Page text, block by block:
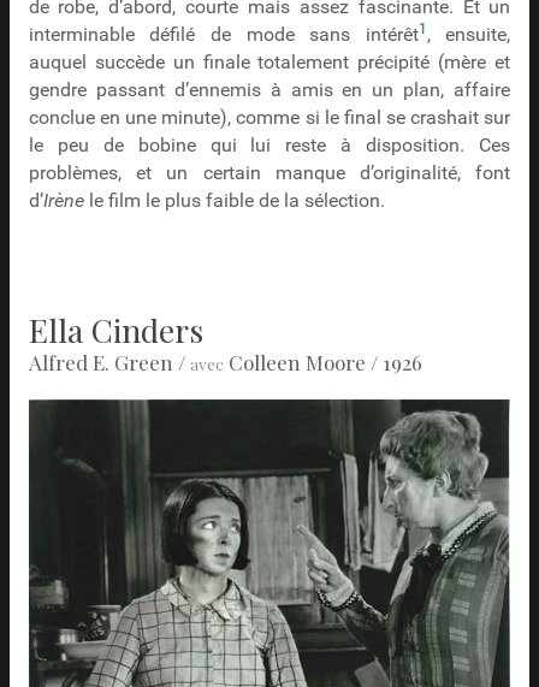
de robe, d’abord, courte mais assez fascinante. Et un
interminable défilé de mode sans intérêt1 , ensuite,
auquel succède un finale totalement précipité (mère et
gendre passant d’ennemis à amis en un plan, affaire
conclue en une minute), comme si le final se crashait sur
le peu de bobine qui lui reste à disposition. Ces
problèmes, et un certain manque d’originalité, font
d’Irènele film le plus faible de la sélection.
Ella Cinders
Alfred E. Green / avec Colleen Moore / 1926